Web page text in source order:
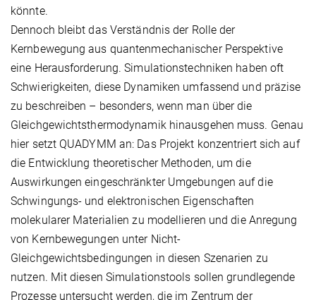
könnte.
Dennoch bleibt das Verständnis der Rolle der
Kernbewegung aus quantenmechanischer Perspektive
eine Herausforderung. Simulationstechniken haben oft
Schwierigkeiten, diese Dynamiken umfassend und präzise
zu beschreiben – besonders, wenn man über die
Gleichgewichtsthermodynamik hinausgehen muss. Genau
hier setzt QUADYMM an: Das Projekt konzentriert sich auf
die Entwicklung theoretischer Methoden, um die
Auswirkungen eingeschränkter Umgebungen auf die
Schwingungs- und elektronischen Eigenschaften
molekularer Materialien zu modellieren und die Anregung
von Kernbewegungen unter Nicht-
Gleichgewichtsbedingungen in diesen Szenarien zu
nutzen. Mit diesen Simulationstools sollen grundlegende
Prozesse untersucht werden, die im Zentrum der